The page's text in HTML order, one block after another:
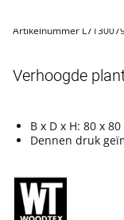
Artikelnummer
Verhoogde
B x D x H: 80 x
Dennen druk